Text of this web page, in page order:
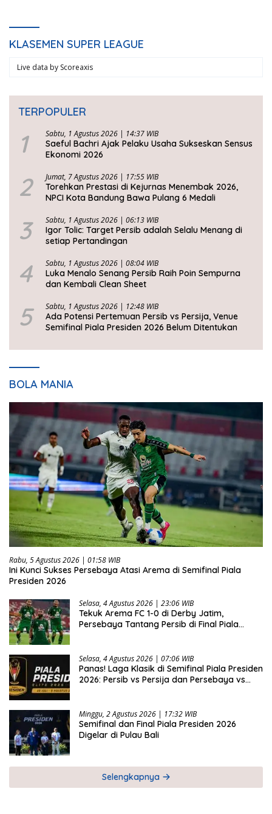
KLASEMEN SUPER LEAGUE
Live data by Scoreaxis
TERPOPULER
1 Sabtu, 1 Agustus 2026 | 14:37 WIB
Saeful Bachri Ajak Pelaku Usaha Sukseskan Sensus
Ekonomi 2026
2 Jumat, 7 Agustus 2026 | 17:55 WIB
Torehkan Prestasi di Kejurnas Menembak 2026,
NPCI Kota Bandung Bawa Pulang 6 Medali
3 Sabtu, 1 Agustus 2026 | 06:13 WIB
Igor Tolic: Target Persib adalah Selalu Menang di
setiap Pertandingan
4 Sabtu, 1 Agustus 2026 | 08:04 WIB
Luka Menalo Senang Persib Raih Poin Sempurna
dan Kembali Clean Sheet
5 Sabtu, 1 Agustus 2026 | 12:48 WIB
Ada Potensi Pertemuan Persib vs Persija, Venue
Semifinal Piala Presiden 2026 Belum Ditentukan
BOLA MANIA
Rabu, 5 Agustus 2026 | 01:58 WIB
Ini Kunci Sukses Persebaya Atasi Arema di Semifinal Piala
Presiden 2026
Selasa, 4 Agustus 2026 | 23:06 WIB
Tekuk Arema FC 1-0 di Derby Jatim,
Persebaya Tantang Persib di Final Piala
Selasa, 4 Agustus 2026 | 07:06 WIB
Panas! Laga Klasik di Semifinal Piala Presiden
2026: Persib vs Persija dan Persebaya vs
Minggu, 2 Agustus 2026 | 17:32 WIB
Semifinal dan Final Piala Presiden 2026
Digelar di Pulau Bali
Selengkapnya